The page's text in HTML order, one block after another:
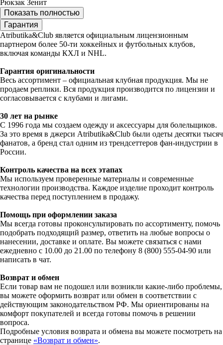
Рюкзак Зенит
Показать полностью
Гарантия
Atributika&Club является официальным лицензионным
партнером более 50-ти хоккейных и футбольных клубов,
включая команды КХЛ и NHL.
Гарантия оригинальности
Весь ассортимент – официальная клубная продукция. Мы не
продаем реплики. Вся продукция производится по лицензии и
согласовывается с клубами и лигами.
30 лет на рынке
С 1996 года мы создаем одежду и аксессуары для болельщиков.
За это время в джерси Atributika&Club были одеты десятки тысяч
фанатов, а бренд стал одним из трендсеттеров фан-индустрии в
России.
Контроль качества на всех этапах
Мы используем проверенные материалы и современные
технологии производства. Каждое изделие проходит контроль
качества перед поступлением в продажу.
Помощь при оформлении заказа
Мы всегда готовы проконсультировать по ассортименту, помочь
подобрать подходящий размер, ответить на любые вопросы о
нанесении, доставке и оплате. Вы можете связаться с нами
ежедневно с 10.00 до 21.00 по телефону 8 (800) 555-04-90 или
написать в чат.
Возврат и обмен
Если товар вам не подошел или возникли какие-либо проблемы,
вы можете оформить возврат или обмен в соответствии с
действующим законодательством РФ. Мы ориентированы на
комфорт покупателей и всегда готовы помочь в решении
вопроса.
Подробные условия возврата и обмена вы можете посмотреть на
странице «Возврат и обмен».